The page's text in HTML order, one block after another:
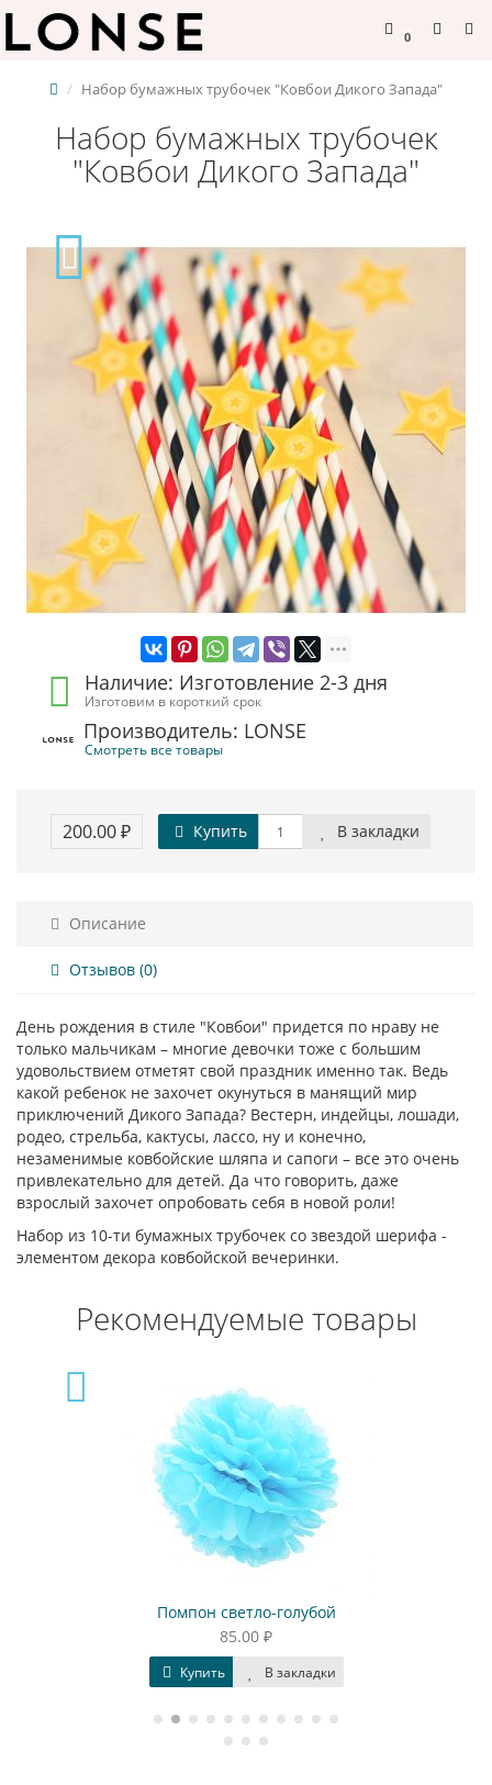
0
Набор бумажных трубочек "Ковбои Дикого Запада"
Набор бумажных трубочек
"Ковбои Дикого Запада"
Наличие: Изготовление 2-3 дня
Изготовим в короткий срок
Производитель: LONSE
Смотреть все товары
200.00 ₽ Купить В закладки
Описание
Отзывов (0)
День рождения в стиле "Ковбои" придется по нраву не
только мальчикам – многие девочки тоже с большим
удовольствием отметят свой праздник именно так. Ведь
какой ребенок не захочет окунуться в манящий мир
приключений Дикого Запада? Вестерн, индейцы, лошади,
родео, стрельба, кактусы, лассо, ну и конечно,
незаменимые ковбойские шляпа и сапоги – все это очень
привлекательно для детей. Да что говорить, даже
взрослый захочет опробовать себя в новой роли!
Набор из 10-ти бумажных трубочек со звездой шерифа -
элементом декора ковбойской вечеринки.
Рекомендуемые товары
Помпон светло-голубой
В закладки